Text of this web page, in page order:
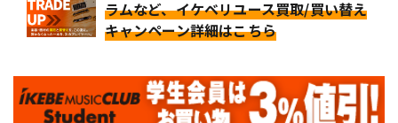
ラムなど、イケベリユース買取/買い替え
キャンペーン詳細はこちら